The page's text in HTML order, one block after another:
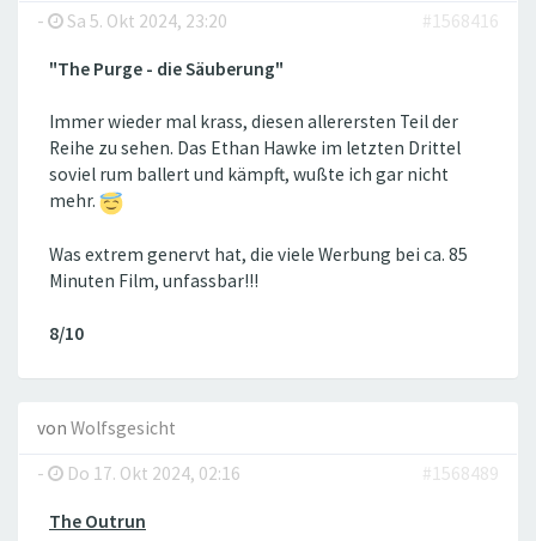
-
Sa 5. Okt 2024, 23:20 #1568416
"The Purge - die Säuberung"
Immer wieder mal krass, diesen allerersten Teil der
Reihe zu sehen. Das Ethan Hawke im letzten Drittel
soviel rum ballert und kämpft, wußte ich gar nicht
mehr.
Was extrem genervt hat, die viele Werbung bei ca. 85
Minuten Film, unfassbar!!!
8/10
von Wolfsgesicht
-
Do 17. Okt 2024, 02:16 #1568489
The Outrun